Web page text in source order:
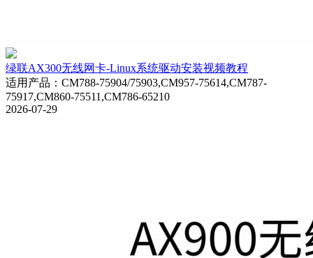
绿联AX300无线网卡-Linux系统驱动安装视频教程
适用产品 ： CM788-75904/75903,CM957-75614,CM787-
75917,CM860-75511,CM786-65210
2026-07-29